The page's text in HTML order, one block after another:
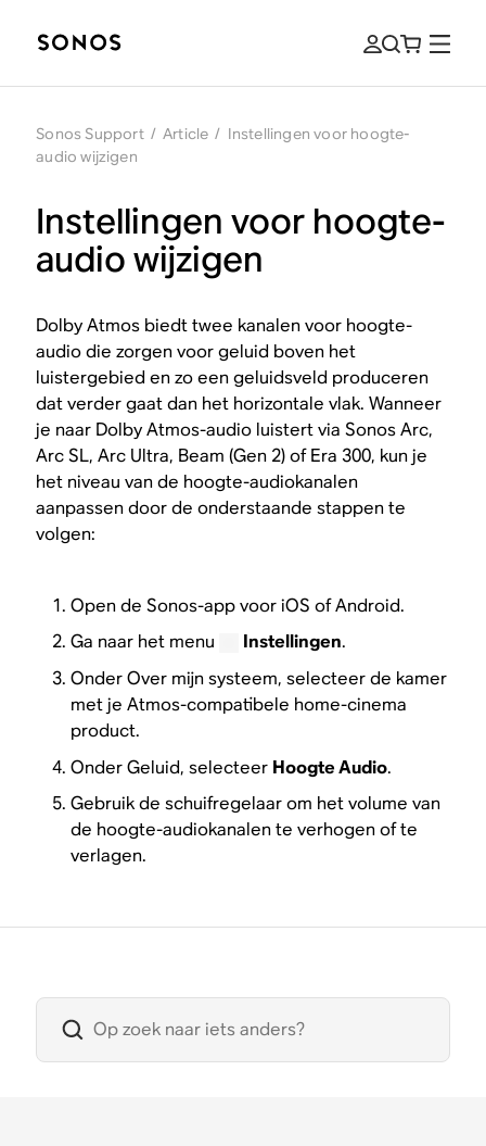
Sonos Support / Article / Instellingen voor hoogte-
audio wijzigen
Instellingen voor hoogte-
audio wijzigen
Dolby Atmos biedt twee kanalen voor hoogte-
audio die zorgen voor geluid boven het
luistergebied en zo een geluidsveld produceren
dat verder gaat dan het horizontale vlak. Wanneer
je naar Dolby Atmos-audio luistert via Sonos Arc,
Arc SL, Arc Ultra, Beam (Gen 2) of Era 300, kun je
het niveau van de hoogte-audiokanalen
aanpassen door de onderstaande stappen te
volgen:
Open de Sonos-app voor iOS of Android.
Ga naar het menu
Instellingen.
Onder Over mijn systeem, selecteer de kamer
met je Atmos-compatibele home-cinema
product.
Onder Geluid, selecteer Hoogte Audio.
Gebruik de schuifregelaar om het volume van
de hoogte-audiokanalen te verhogen of te
verlagen.